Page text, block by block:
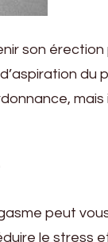
son érection
du
peut
le stress